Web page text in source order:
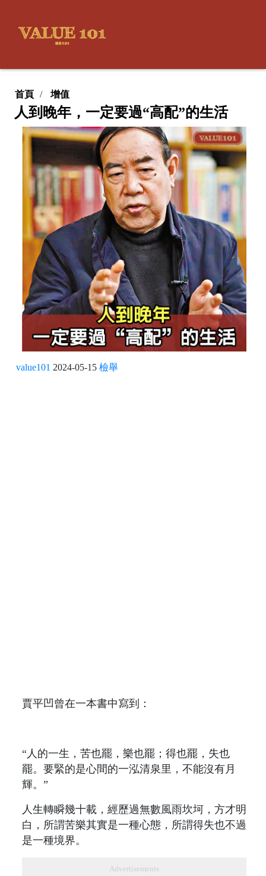
首頁 增值
人到晚年，一定要過“高配”的生活
value101 2024-05-15 檢舉
賈平凹曾在一本書中寫到：
“人的一生，苦也罷，樂也罷；得也罷，失也
罷。要緊的是心間的一泓清泉里，不能沒有月
輝。”
人生轉瞬幾十載，經歷過無數風雨坎坷，方才明
白，所謂苦樂其實是一種心態，所謂得失也不過
是一種境界。
Advertisements